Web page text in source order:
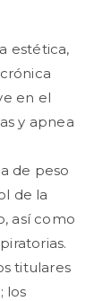
estética,
en el
y apnea
de peso
de la
así como
titulares
los